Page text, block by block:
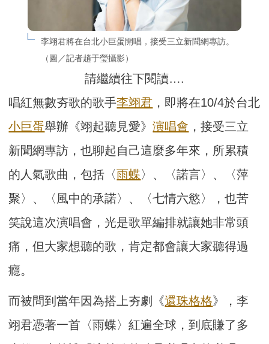
李翊君將在台北小巨蛋開唱，接受三立新聞網專訪。
（圖／記者趙于瑩攝影）
請繼續往下閱讀….
唱紅無數夯歌的歌手李翊君 ，即將在10/4於台北
小巨蛋舉辦《翊起聽見愛》演唱會 ，接受三立
新聞網專訪，也聊起自己這麼多年來，所累積
的人氣歌曲，包括〈雨蝶〉、〈諾言〉、〈萍
聚〉、〈風中的承諾〉、〈七情六慾〉，也苦
笑說這次演唱會，光是歌單編排就讓她非常頭
痛，但大家想聽的歌，肯定都會讓大家聽得過
癮。
而被問到當年因為搭上夯劇《還珠格格》，李
翊君憑著一首〈雨蝶〉紅遍全球，到底賺了多